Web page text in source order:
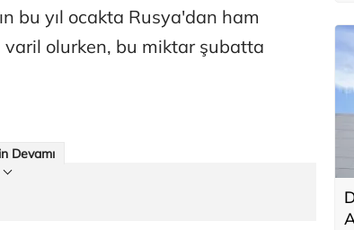
bu yıl ocakta Rusya'dan ham
olurken, bu miktar şubatta
Devamı